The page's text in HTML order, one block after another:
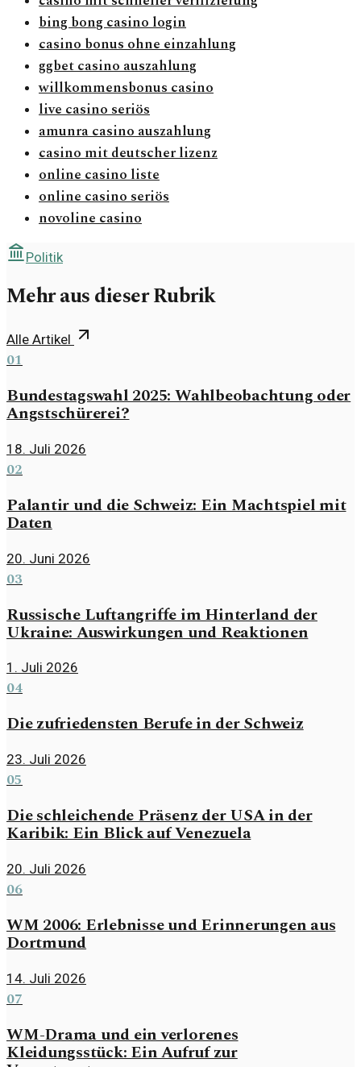
bing bong casino login
casino bonus ohne einzahlung
ggbet casino auszahlung
willkommensbonus casino
live casino seriös
amunra casino auszahlung
casino mit deutscher lizenz
online casino liste
online casino seriös
novoline casino
Politik
Mehr aus dieser Rubrik
Alle Artikel
01
Bundestagswahl 2025: Wahlbeobachtung oder
Angstschürerei?
18. Juli 2026
02
Palantir und die Schweiz: Ein Machtspiel mit
Daten
20. Juni 2026
03
Russische Luftangriffe im Hinterland der
Ukraine: Auswirkungen und Reaktionen
1. Juli 2026
04
Die zufriedensten Berufe in der Schweiz
23. Juli 2026
05
Die schleichende Präsenz der USA in der
Karibik: Ein Blick auf Venezuela
20. Juli 2026
06
WM 2006: Erlebnisse und Erinnerungen aus
Dortmund
14. Juli 2026
07
WM-Drama und ein verlorenes
Kleidungsstück: Ein Aufruf zur